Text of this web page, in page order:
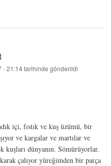
- 21:14tarihinde gönderildi
içi, fıstık ve kuş üzümü, bir
ve kargalar ve martılar ve
kuşları dünyanın. Sömürüyorlar.
çalıyor yüreğimden bir parça